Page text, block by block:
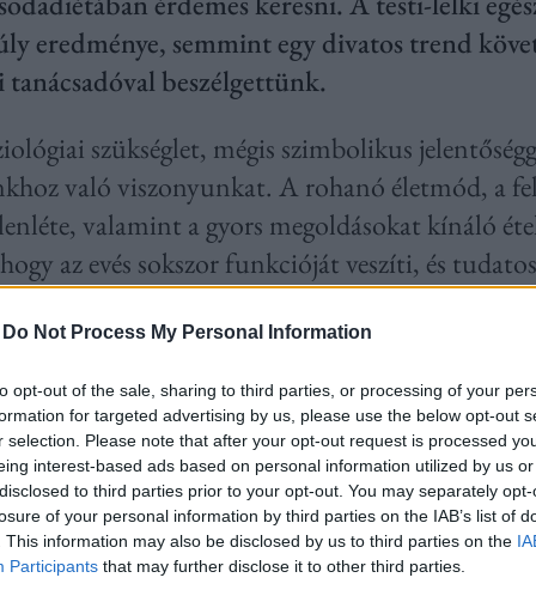
Do Not Process My Personal Information
opt-out of the sale, sharing to third parties, or processing of your
for targeted advertising by us, please use the below opt-out
selection. Please note that after your opt-out request is processed
interest-based ads based on personal information utilized by us
to third parties prior to your opt-out. You may separately
of your personal information by third parties on the IAB’s list of
This information may also be disclosed by us to third parties on the
Participants that may further disclose it to other third parties.
eredménye, semmint egy divatos trend
beszélgettünk.
szükséglet, mégis szimbolikus
való viszonyunkat. A rohanó életmód, a
valamint a gyors megoldásokat kínáló
az evés sokszor funkcióját veszíti, és
vezérli. A krónikus betegségek egyre
egyértelmű jelzések arra nézve, hogy változásra
szemléletmód
élettartam – fogalma az egészséges
elérésére utal. „Egészségünk megőrzéséhez
tápanyagdús és kiegyensúlyozott legyen.